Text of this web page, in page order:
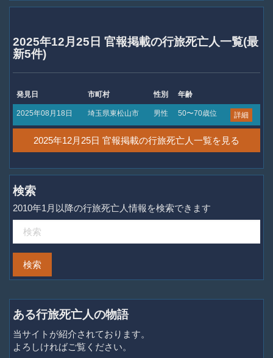
2025年12月25日 官報掲載の行旅死亡人一覧(最
新5件)
発見日 市町村 性別 年齢
2025年08月18日 埼玉県東松山市 男性 50〜70歳位 詳細
2025年12月25日 官報掲載の行旅死亡人一覧を見る
検索
2010年1月以降の行旅死亡人情報を検索できます
ある行旅死亡人の物語
当サイトが紹介されております。
よろしければご覧ください。